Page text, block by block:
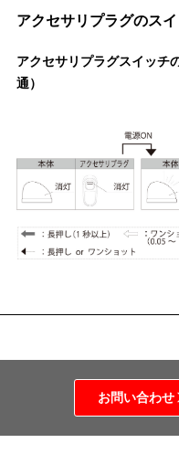
アクセサリプラグのス
アクセサリプラグスイッチ
通）
お問い合わせ